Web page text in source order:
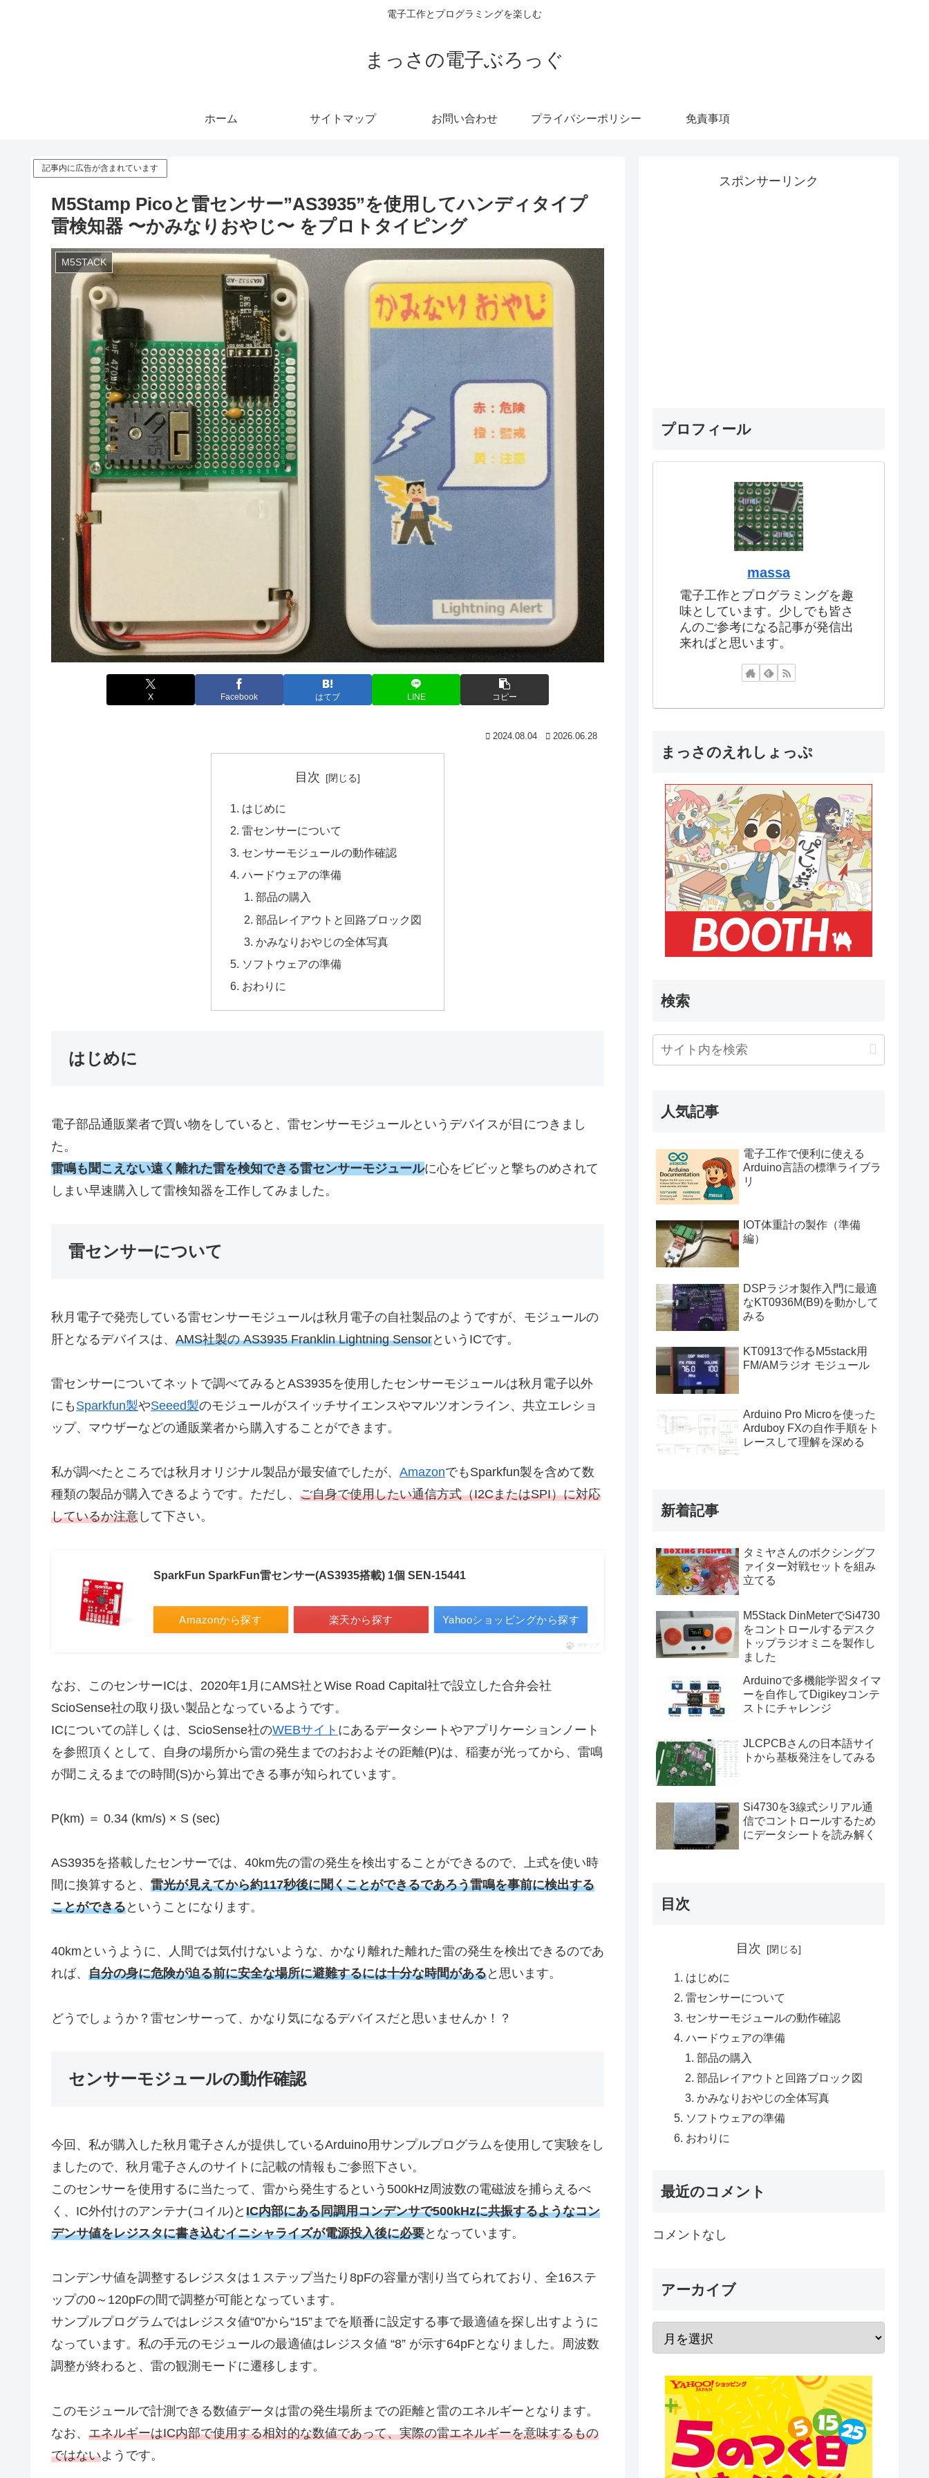
電子工作とプログラミングを楽しむ
まっさの電子ぶろっぐ
ホーム サイトマップ お問い合わせ プライバシーポリシー 免責事項
記事内に広告が含まれています
M5Stamp Picoと雷センサー”AS3935”を使用してハンディタイプ
雷検知器 〜かみなりおやじ〜 をプロトタイピング
M5STACK
X Facebook はてブ LINE コピー
2024.08.04 2026.06.28
目次
はじめに
雷センサーについて
センサーモジュールの動作確認
ハードウェアの準備
部品の購入
部品レイアウトと回路ブロック図
かみなりおやじの全体写真
ソフトウェアの準備
おわりに
はじめに
電子部品通販業者で買い物をしていると、雷センサーモジュールというデバイスが目につきまし
た。
雷鳴も聞こえない遠く離れた雷を検知できる雷センサーモジュールに心をビビッと撃ちのめされて
しまい早速購入して雷検知器を工作してみました。
雷センサーについて
秋月電子で発売している雷センサーモジュールは秋月電子の自社製品のようですが、モジュールの
肝となるデバイスは、 AMS社製の AS3935 Franklin Lightning SensorというICです。
雷センサーについてネットで調べてみるとAS3935を使用したセンサーモジュールは秋月電子以外
にも Sparkfun製やSeeed製のモジュールがスイッチサイエンスやマルツオンライン、共立エレショ
ップ、マウザーなどの通販業者から購入することができます。
私が調べたところでは秋月オリジナル製品が最安値でしたが、 AmazonでもSparkfun製を含めて数
種類の製品が購入できるようです。ただし、 ご自身で使用したい通信方式（I2CまたはSPI）に対応
しているか注意 して下さい。
SparkFun SparkFun雷センサー(AS3935搭載) 1個 SEN-15441
Amazonから探す 楽天から探す Yahooショッピングから探す
ポチップ
なお、このセンサーICは、2020年1月にAMS社とWise Road Capital社で設立した合弁会社
ScioSense社の取り扱い製品となっているようです。
ICについての詳しくは、ScioSense社のWEBサイト にあるデータシートやアプリケーションノート
を参照頂くとして、自身の場所から雷の発生までのおおよその距離(P)は、稲妻が光ってから、雷鳴
が聞こえるまでの時間(S)から算出できる事が知られています。
P(km) ＝ 0.34 (km/s) × S (sec)
AS3935を搭載したセンサーでは、40km先の雷の発生を検出することができるので、上式を使い時
間に換算すると、 雷光が見えてから約117秒後に聞くことができるであろう雷鳴を事前に検出する
ことができるということになります。
40kmというように、人間では気付けないような、かなり離れた離れた雷の発生を検出できるのであ
れば、 自分の身に危険が迫る前に安全な場所に避難するには十分な時間があると思います。
どうでしょうか？雷センサーって、かなり気になるデバイスだと思いませんか！？
センサーモジュールの動作確認
今回、私が購入した秋月電子さんが提供しているArduino用サンプルプログラムを使用して実験をし
ましたので、秋月電子さんのサイトに記載の情報もご参照下さい。
このセンサーを使用するに当たって、雷から発生するという500kHz周波数の電磁波を捕らえるべ
く、IC外付けのアンテナ(コイル)と IC内部にある同調用コンデンサで500kHzに共振するようなコン
デンサ値をレジスタに書き込むイニシャライズが電源投入後に必要となっています。
コンデンサ値を調整するレジスタは１ステップ当たり8pFの容量が割り当てられており、全16ステ
ップの0～120pFの間で調整が可能となっています。
サンプルプログラムではレジスタ値“0”から“15”までを順番に設定する事で最適値を探し出すように
なっています。私の手元のモジュールの最適値はレジスタ値 “8” が示す64pFとなりました。周波数
調整が終わると、雷の観測モードに遷移します。
このモジュールで計測できる数値データは雷の発生場所までの距離と雷のエネルギーとなります。
なお、 エネルギーはIC内部で使用する相対的な数値であって、実際の雷エネルギーを意味するもの
ではないようです。
スポンサーリンク
プロフィール
massa
電子工作とプログラミングを趣
味としています。少しでも皆さ
んのご参考になる記事が発信出
来ればと思います。
まっさのえれしょっぷ
検索
人気記事
電子工作で便利に使える
Arduino言語の標準ライブラ
リ
IOT体重計の製作（準備
編）
DSPラジオ製作入門に最適
なKT0936M(B9)を動かして
みる
KT0913で作るM5stack用
FM/AMラジオ モジュール
Arduino Pro Microを使った
Arduboy FXの自作手順をト
レースして理解を深める
新着記事
タミヤさんのボクシングフ
ァイター対戦セットを組み
立てる
M5Stack DinMeterでSi4730
をコントロールするデスク
トップラジオミニを製作し
ました
Arduinoで多機能学習タイマ
ーを自作してDigikeyコンテ
ストにチャレンジ
JLCPCBさんの日本語サイ
トから基板発注をしてみる
Si4730を3線式シリアル通
信でコントロールするため
にデータシートを読み解く
目次
目次
はじめに
雷センサーについて
センサーモジュールの動作確認
ハードウェアの準備
部品の購入
部品レイアウトと回路ブロック図
かみなりおやじの全体写真
ソフトウェアの準備
おわりに
最近のコメント
コメントなし
アーカイブ